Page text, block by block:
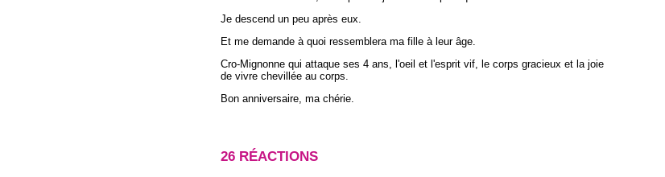
Je descend un peu après eux.
Et me demande à quoi ressemblera ma fille à leur âge.
Cro-Mignonne qui attaque ses 4 ans, l'oeil et l'esprit vif, le corps gracieux et la joie
de vivre chevillée au corps.
Bon anniversaire, ma chérie.
26 RÉACTIONS